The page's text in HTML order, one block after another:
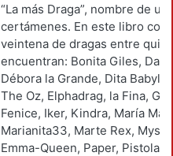
“La más Draga”, nombre de
certámenes. En este libro
veintena de dragas entre
encuentran: Bonita Giles,
Débora la Grande, Dita
The Oz, Elphadrag, la Fina,
Fenice, Iker, Kindra, María
Marianita33, Marte Rex,
Emma-Queen, Paper, Pistola,